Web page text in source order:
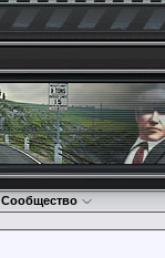
Сообщество